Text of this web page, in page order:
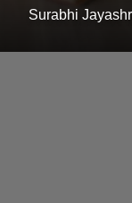
Surabhi